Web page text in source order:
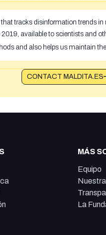
tracks disinformation trends
available to scientists and
and also helps us maintain
CONTACT MALDITA.ES
MÁS
Equipo
La